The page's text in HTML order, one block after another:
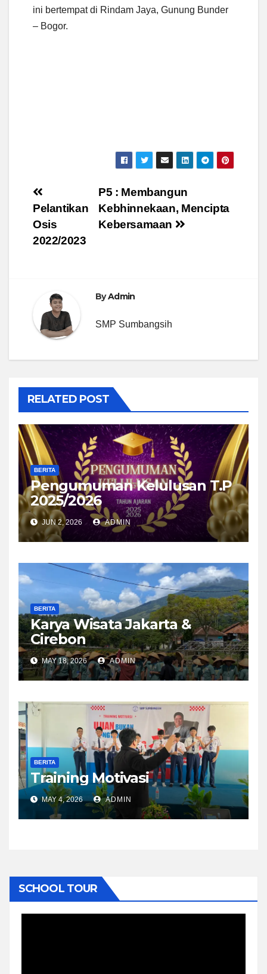
ini bertempat di Rindam Jaya, Gunung Bunder
– Bogor.
Post
navigation
P5 : Membangun
Kebhinnekaan, Mencipta
Kebersamaan
Pelantikan
Osis
2022/2023
ByAdmin
SMP Sumbangsih
RELATED POST
BERITA
Pengumuman Kelulusan T.P
2025/2026
JUN 2, 2026 ADMIN
BERITA
Karya Wisata Jakarta &
Cirebon
MAY 18, 2026 ADMIN
BERITA
Training Motivasi
MAY 4, 2026 ADMIN
SCHOOL TOUR